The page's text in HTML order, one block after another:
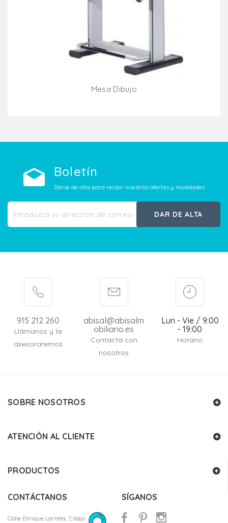
Mesa Dibujo
Boletín
Darse de alta para recibir nuestras ofertas y novedades
DAR DE ALTA
915 212 260
Llámanos y te
asesoraremos
abisal@abisalm
obiliario.es
Contacta con
nosotros
Lun - Vie / 9:00
- 19:00
Horario
SOBRE NOSOTROS
ATENCIÓN AL CLIENTE
PRODUCTOS
CONTÁCTANOS
Calle Enrique Larreta, 7, bajo
SÍGANOS